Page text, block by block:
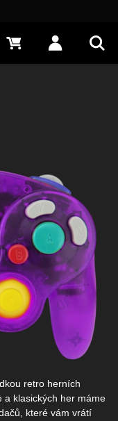
Přihlásit
0 Kč
retro herních
a klasických her máme
které vám vrátí